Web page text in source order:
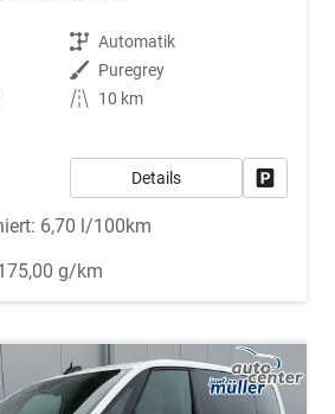
Getriebe Automatik
Außenfarbe Puregrey
Kilometerstand
10 km
Details
6,70 l/100km
g/km